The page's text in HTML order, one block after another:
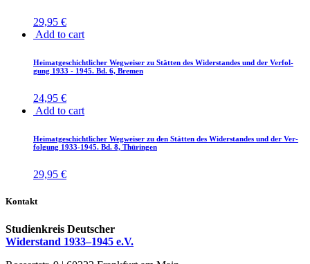
29,95 €
Add to cart
Hei­mat­ge­schicht­li­cher Weg­wei­ser zu Stät­ten des Wi­der­stan­des und der Ver­fol­
gung 1933 - 1945. Bd. 6, Bremen
24,95 €
Add to cart
Hei­mat­ge­schicht­li­cher Weg­wei­ser zu den Stät­ten des Wi­der­stan­des und der Ver­
fol­gung 1933-1945. Bd. 8, Thüringen
29,95 €
Kontakt
Studienkreis Deutscher
Widerstand 1933–1945 e.V.